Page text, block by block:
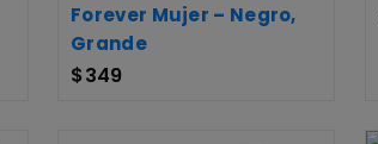
Forever Mujer – Negro,
Grande
$349